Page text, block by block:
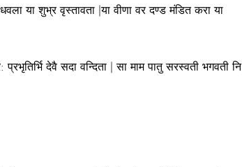
या शुभ्र वृस्तावता |या वीणा वर दण्ड मंडित करा या
प्रभृतिर्भि देवै सदा वन्दिता | सा माम पातु सरस्वती भगवती